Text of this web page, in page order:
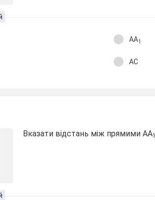
АА1
АС
Вказати відстань між прямими АА1